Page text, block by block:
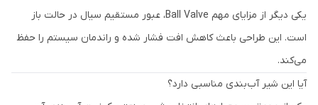
یکی دیگر از مزایای مهم Ball Valve، عبور مستقیم سیال در حالت باز
است. این طراحی باعث کاهش افت فشار شده و راندمان سیستم را حفظ
می‌کند.
آیا این شیر آب‌بندی مناسبی دارد؟